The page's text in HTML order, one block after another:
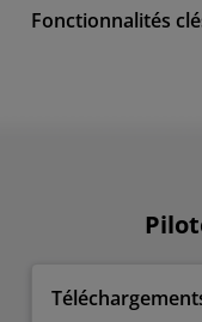
Fonctionnalités